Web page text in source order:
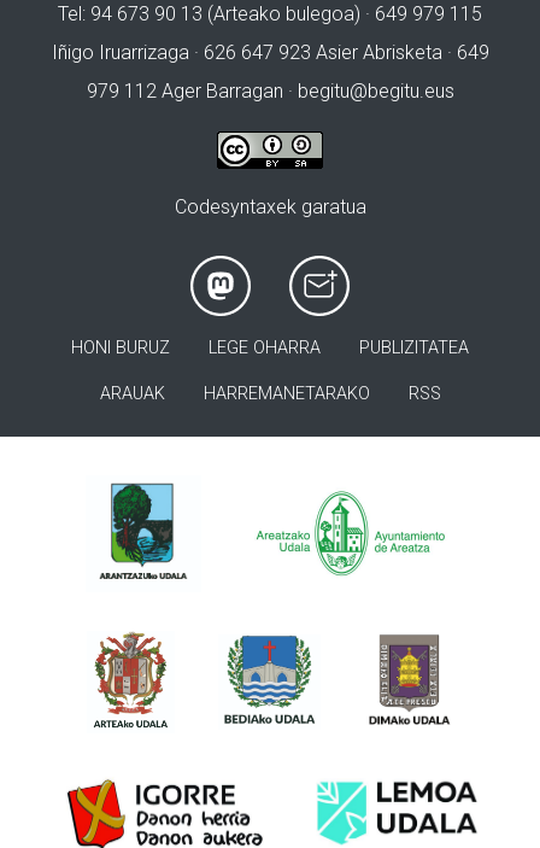
Tel: 94 673 90 13 (Arteako bulegoa) · 649 979 115
Iñigo Iruarrizaga · 626 647 923 Asier Abrisketa · 649
979 112 Ager Barragan · begitu@begitu.eus
Codesyntaxek garatua
HONI BURUZ LEGE OHARRA PUBLIZITATEA
ARAUAK HARREMANETARAKO RSS